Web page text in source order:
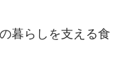
暮らしを支える食